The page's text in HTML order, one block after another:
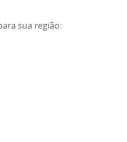
sua região: